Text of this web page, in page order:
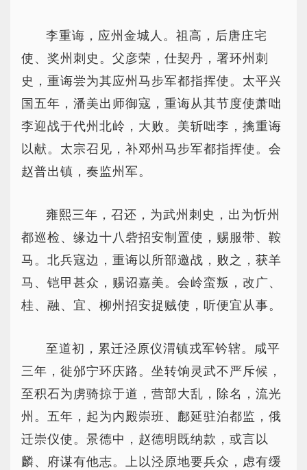
李重诲，应州金城人。祖高，后唐庄宅
使、奖州刺史。父彦荣，仕契丹，署环州刺
史，重诲尝为其应州马步军都指挥使。太平兴
国五年，潘美出师御寇，重诲从其节度使萧咄
李迎战于代州北岭，大败。美斩咄李，擒重诲
以献。太宗召见，补邓州马步军都指挥使。会
赵普出镇，奏监州军。
雍熙三年，召还，为武州刺史，出为忻州
都巡检、缘边十八砦招安制置使，赐服带、鞍
马。北兵寇边，重诲以所部邀战，败之，获羊
马、铠甲甚众，赐诏嘉美。会岭蛮叛，改广、
桂、融、宜、柳州招安捉贼使，听便宜从事。
至道初，累迁泾原仪渭镇戎军钤辖。咸平
三年，徙邠宁环庆路。坐转饷灵武不严斥候，
至积石为虏骑掠于道，营部大乱，除名，流光
州。五年，起为内殿崇班、鄜延驻泊都监，俄
迁崇仪使。景德中，赵德明既纳款，或言以
麟、府谋有他志。上以泾原地要兵众，虑有缓